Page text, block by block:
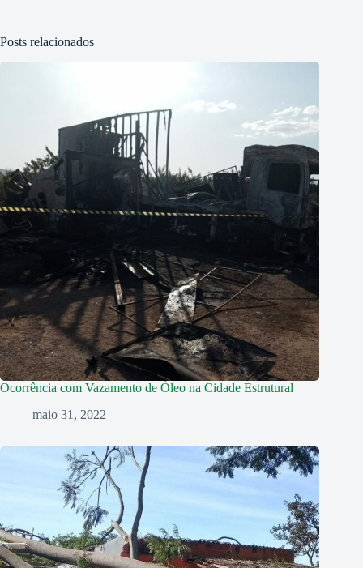
Posts relacionados
Ocorrência com Vazamento de Óleo na Cidade Estrutural
maio 31, 2022